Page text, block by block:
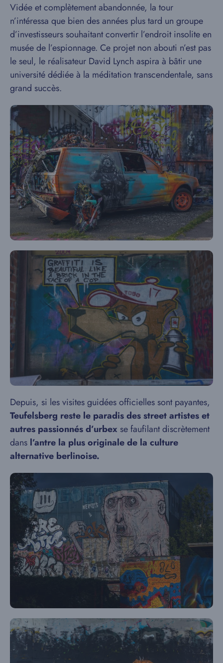
Vidée et complètement abandonnée, la tour
n’intéressa que bien des années plus tard un groupe
d’investisseurs souhaitant convertir l’endroit insolite en
musée de l’espionnage. Ce projet non abouti n’est pas
le seul, le réalisateur David Lynch aspira à bâtir une
université dédiée à la méditation transcendentale, sans
grand succès.
Depuis, si les visites guidées officielles sont payantes,
Teufelsberg reste le paradis des street artistes et
autres passionnés d’urbex se faufilant discrètement
dans l’antre la plus originale de la culture
alternative berlinoise.